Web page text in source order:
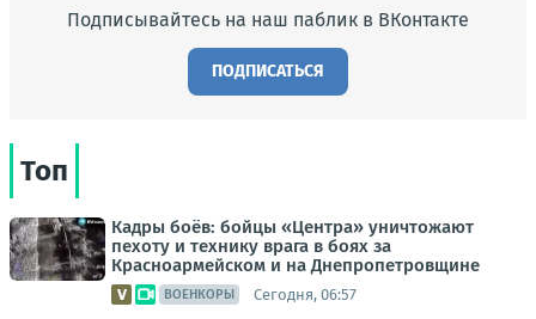
Подписывайтесь на наш паблик в ВКонтакте
ПОДПИСАТЬСЯ
Топ
Кадры боёв: бойцы «Центра» уничтожают
пехоту и технику врага в боях за
Красноармейском и на Днепропетровщине
ВОЕНКОРЫ Сегодня, 06:57